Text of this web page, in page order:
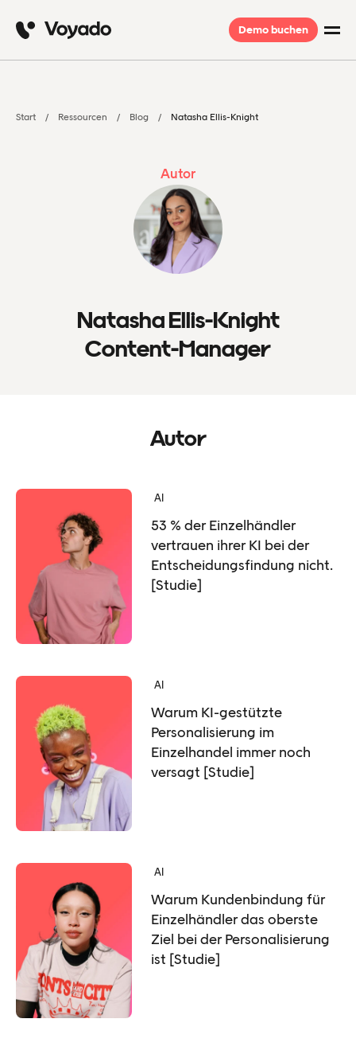
Demo buchen
Start Ressourcen Blog Natasha Ellis-Knight
Autor
Natasha Ellis-Knight
Content-Manager
Autor
AI
53 % der Einzelhändler
vertrauen ihrer KI bei der
Entscheidungsfindung nicht.
[Studie]
AI
Warum KI-gestützte
Personalisierung im
Einzelhandel immer noch
versagt [Studie]
AI
Warum Kundenbindung für
Einzelhändler das oberste
Ziel bei der Personalisierung
ist [Studie]